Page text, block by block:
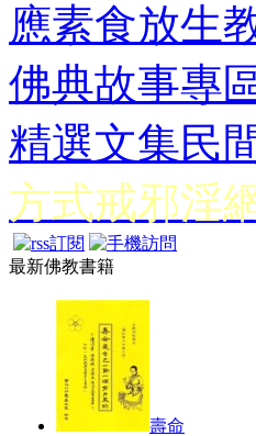
應素食放生
佛典故事專
精選文集民
方式戒邪淫
最新佛教書籍
壽命